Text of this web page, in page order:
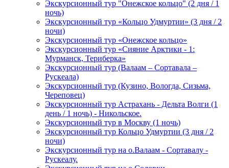
Экскурсионный тур "Онежское кольцо" (2 дня / 1
ночь)
Экскурсионный тур «Кольцо Удмуртии» (3 дня / 2
ночи)
Экскурсионный тур «Онежское кольцо»
Экскурсионный тур «Сияние Арктики - 1:
Мурманск, Териберка»
Экскурсионный тур (Валаам – Сортавала –
Рускеала)
Экскурсионный тур (Кузино, Вологда, Сизьма,
Череповец)
Экскурсионный тур Астрахань - Дельта Волги (1
день / 1 ночь) - Никольское.
Экскурсионный тур в Москву (1 ночь)
Экскурсионный тур Кольцо Удмуртии (3 дня / 2
ночи)
Экскурсионный тур на о.Валаам - Сортавалу -
Рускеалу.